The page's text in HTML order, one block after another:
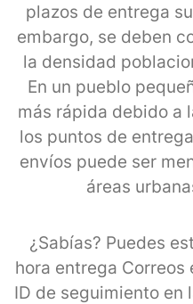
plazos de entrega
embargo, se deben
la densidad
En un pueblo
más rápida debido a
los puntos de
envíos puede ser
áreas
¿Sabías? Puedes
hora entrega Correos
ID de seguimiento en